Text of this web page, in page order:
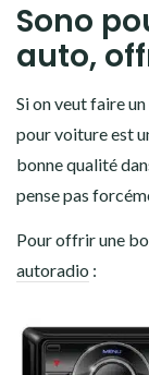
Sono
auto,
Si on veut faire
pour voiture est
bonne qualité
pense pas
Pour offrir une
autoradio :